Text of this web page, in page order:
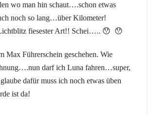
wo man hin schaut….schon etwas
noch so lang…über Kilometer!
fiesester Art!! Schei….. 😯 😯
Max Führerschein geschehen. Wie
darf ich Luna fahren…super,
dafür muss ich noch etwas üben
ist da!